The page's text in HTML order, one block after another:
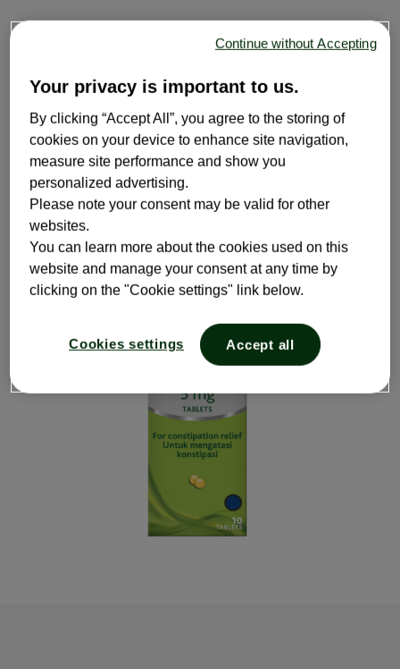
zat aktif bisacodyl yang merangsang
pergerakan pada usus besar sehingga
mempermudah proses pembuangan kotoran
atau BAB. Dengan cara kerja tersebut, rasa
mulas normal terjadi setelah mengonsumsi
obat ini. Bisa bekerja dalam semalam (6-12 jam)
dan telah terbukti secara klinis. Nikmati hidup
sehat tanpa sembelit dengan Dulcolax®.
Pelajari lebih lanjut tentang sembelit
Your privacy is important to us.
By clicking “Accept All”, you agree to the storing of
cookies on your device to enhance site navigation,
measure site performance and show you
personalized advertising.
Please note your consent may be valid for other
websites.
You can learn more about the cookies used on this
website and manage your consent at any time by
clicking on the "Cookie settings" link below.
Cookies settings Accept all
Continue without Accepting